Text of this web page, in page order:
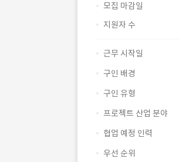
모집 마감일
지원자 수
근무 시작일
구인 배경
구인 유형
프로젝트 산업 분야
협업 예정 인력
우선 순위